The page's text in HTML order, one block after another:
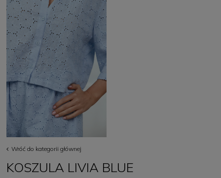
Wróć do kategorii głównej
KOSZULA LIVIA BLUE